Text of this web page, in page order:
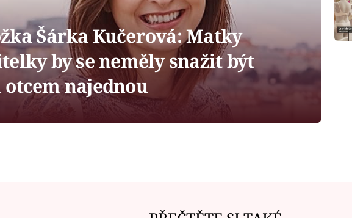
Šárka Kučerová: Matky
by se neměly snažit být
najednou